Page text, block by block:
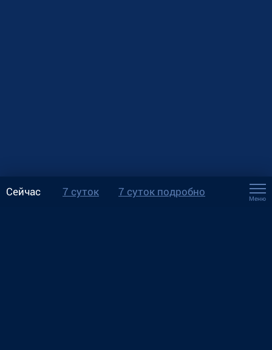
Сейчас 7 суток 7 суток подробно
Меню